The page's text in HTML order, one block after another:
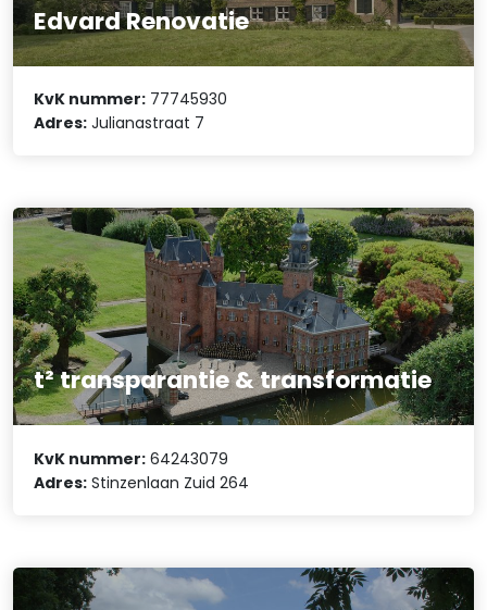
Edvard Renovatie
KvK nummer: 77745930
Adres: Julianastraat 7
t² transparantie & transformatie
KvK nummer: 64243079
Adres: Stinzenlaan Zuid 264